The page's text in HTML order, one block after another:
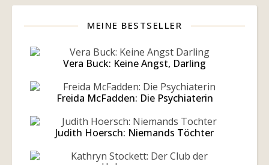
MEINE BESTSELLER
Vera Buck: Keine Angst, Darling
Freida McFadden: Die Psychiaterin
Judith Hoersch: Niemands Töchter